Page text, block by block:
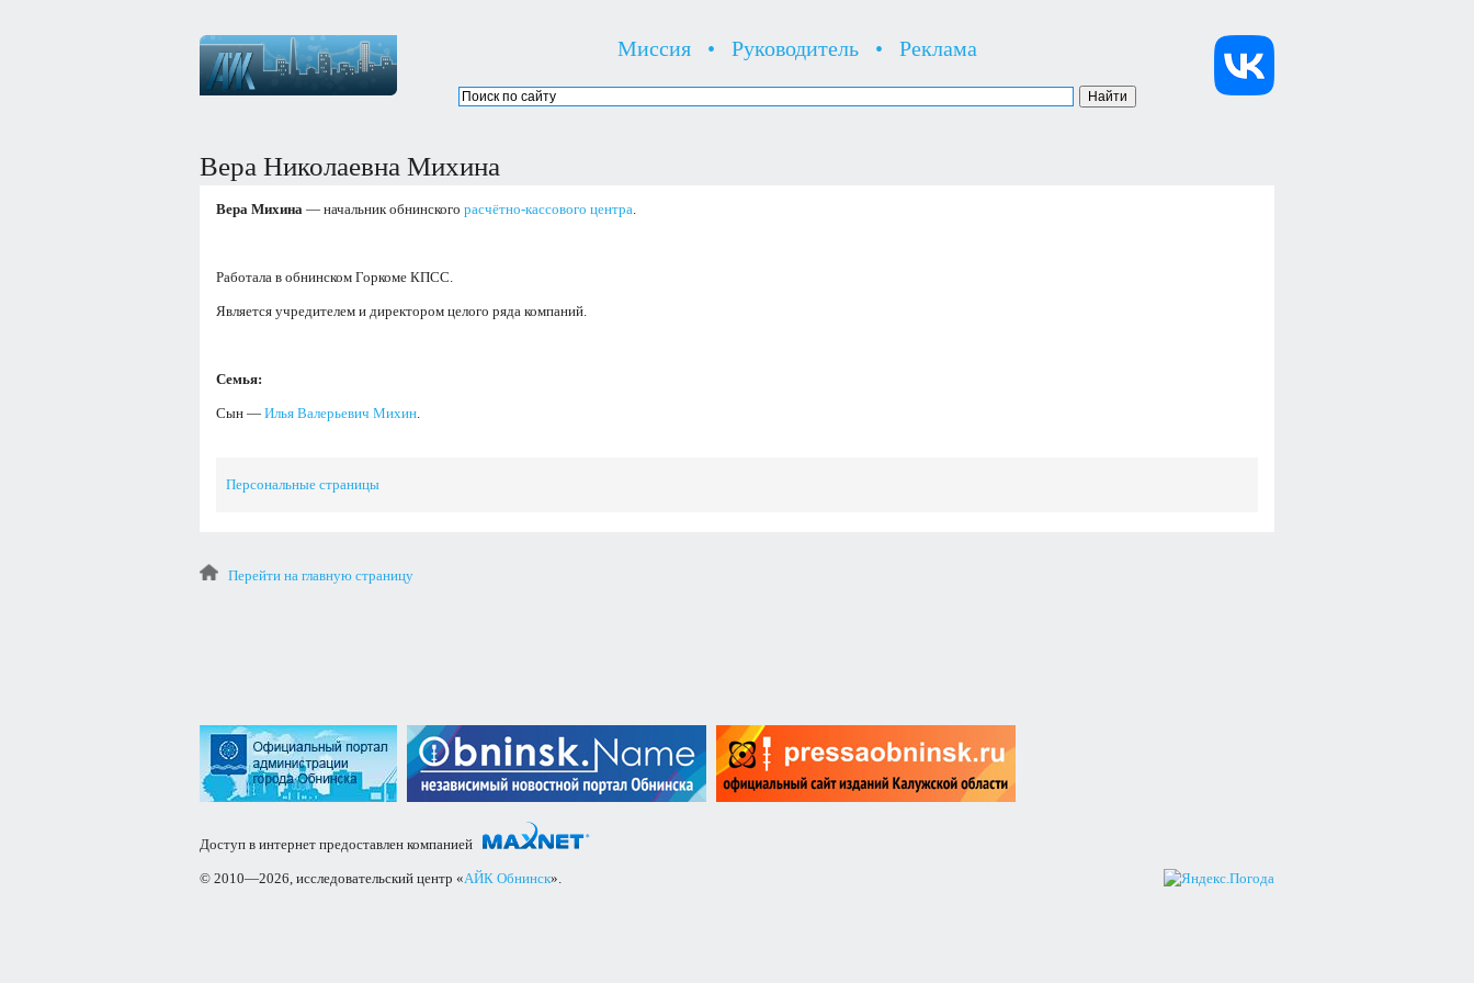
Миссия • Руководитель • Реклама
Вера Николаевна Михина
Вера Михина — начальник обнинского расчётно-кассового центра.
Работала в обнинском Горкоме КПСС.
Является учредителем и директором целого ряда компаний.
Семья:
Сын — Илья Валерьевич Михин.
Персональные страницы
Перейти на главную страницу
Доступ в интернет предоставлен компанией
© 2010—2026, исследовательский центр «АЙК Обнинск».